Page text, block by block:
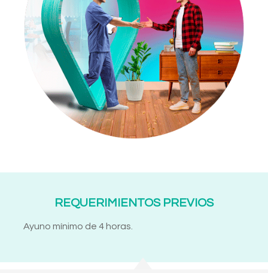
REQUERIMIENTOS PREVIOS
Ayuno mínimo de 4 horas.